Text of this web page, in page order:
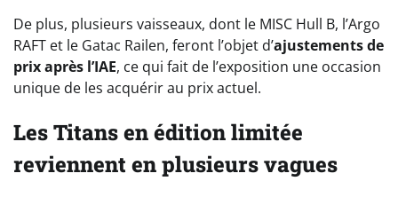
De plus, plusieurs vaisseaux, dont le MISC Hull B, l’Argo
RAFT et le Gatac Railen, feront l’objet d’ajustements de
prix après l’IAE, ce qui fait de l’exposition une occasion
unique de les acquérir au prix actuel.
Les Titans en édition limitée
reviennent en plusieurs vagues